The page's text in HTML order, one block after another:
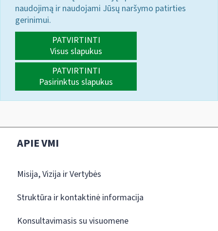
naudojimą ir naudojami Jūsų naršymo patirties
gerinimui.
PATVIRTINTI
Visus slapukus
PATVIRTINTI
Pasirinktus slapukus
APIE VMI
Misija, Vizija ir Vertybės
Struktūra ir kontaktinė informacija
Konsultavimasis su visuomene